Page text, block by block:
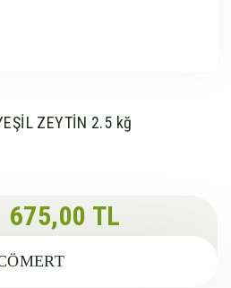
ZEYTİN 2.5 kğ
675,00 TL